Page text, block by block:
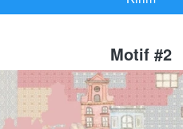
Motif #2